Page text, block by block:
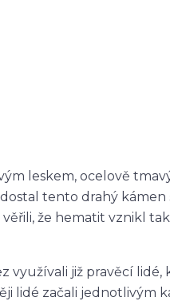
leskem, ocelově
tento drahý kámen
že hematit vznikl
využívali již pravěcí lidé,
lidé začali jednotlivým